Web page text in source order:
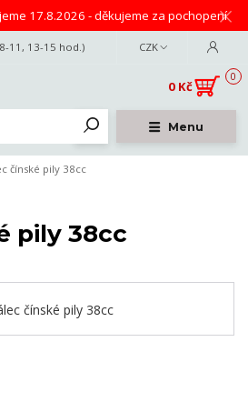
17.8.2026 - děkujeme za pochopení
Menu
CZK
11, 13-15 hod.)
0
0 Kč
čínské pily 38cc
pily 38cc